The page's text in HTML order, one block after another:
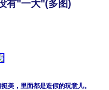
有"一大"(多图)
美，里面都是造假的玩意儿。